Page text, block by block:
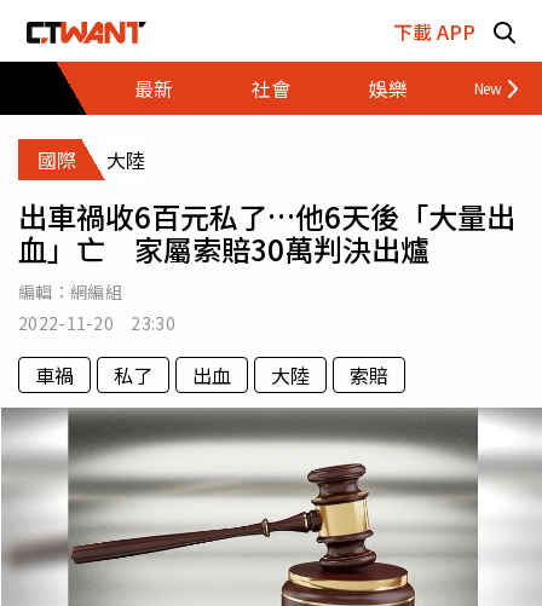
下載 APP
最新
社會 娛樂 財經
國際 大陸
出車禍收6百元私了…他6天後「大量出
血」亡 家屬索賠30萬判決出爐
編輯： 網編組
2022-11-20 23:30
車禍 私了 出血 大陸 索賠